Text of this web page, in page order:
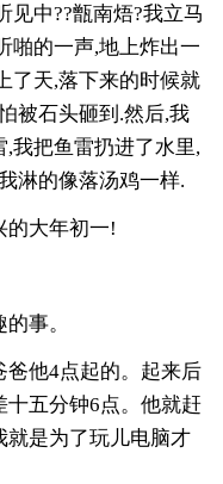
见中??甑南焐?我立马
啪的一声,地上炸出一
了天,落下来的时候就
被石头砸到.然后,我
我把鱼雷扔进了水里,
淋的像落汤鸡一样.
的大年初一!
事。
爸他4点起的。起来后
十五分钟6点。他就赶
就是为了玩儿电脑才